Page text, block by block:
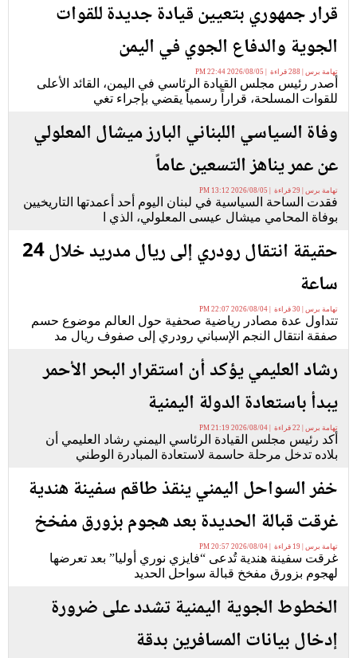
قرار جمهوري بتعيين قيادة جديدة للقوات
الجوية والدفاع الجوي في اليمن
تهامة برس | 288 قراءة | 2026/08/05 22:44 PM
أصدر رئيس مجلس القيادة الرئاسي في اليمن، القائد الأعلى
للقوات المسلحة، قراراً رسمياً يقضي بإجراء تغي
وفاة السياسي اللبناني البارز ميشال المعلولي
عن عمر يناهز التسعين عاماً
تهامة برس | 29 قراءة | 2026/08/05 13:12 PM
فقدت الساحة السياسية في لبنان اليوم أحد أعمدتها التاريخيين
بوفاة المحامي ميشال عيسى المعلولي، الذي ا
حقيقة انتقال رودري إلى ريال مدريد خلال 24
ساعة
تهامة برس | 30 قراءة | 2026/08/04 22:07 PM
تتداول عدة مصادر رياضية صحفية حول العالم موضوع حسم
صفقة انتقال النجم الإسباني رودري إلى صفوف ريال مد
رشاد العليمي يؤكد أن استقرار البحر الأحمر
يبدأ باستعادة الدولة اليمنية
تهامة برس | 22 قراءة | 2026/08/04 21:19 PM
أكد رئيس مجلس القيادة الرئاسي اليمني رشاد العليمي أن
بلاده تدخل مرحلة حاسمة لاستعادة المبادرة الوطني
خفر السواحل اليمني ينقذ طاقم سفينة هندية
غرقت قبالة الحديدة بعد هجوم بزورق مفخخ
تهامة برس | 19 قراءة | 2026/08/04 20:57 PM
غرقت سفينة هندية تُدعى “فايزي نوري أوليا” بعد تعرضها
لهجوم بزورق مفخخ قبالة سواحل الحديد
الخطوط الجوية اليمنية تشدد على ضرورة
إدخال بيانات المسافرين بدقة